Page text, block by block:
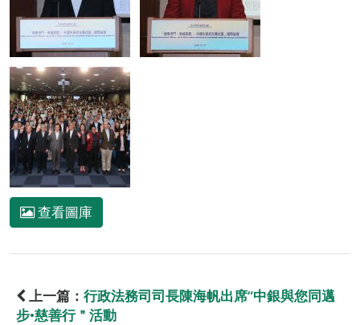
查看圖庫
上一篇： 行政法務司司長陳海帆出席“中銀與您同邁
步•慈善行＂活動